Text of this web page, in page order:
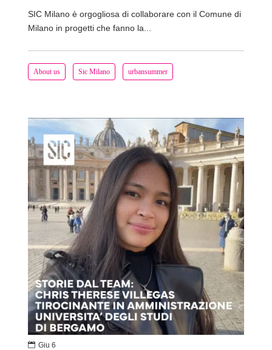
About us Sic Milano urbansummer
SIC Milano è orgogliosa di collaborare con il Comune di
Milano in progetti che fanno la...
 Giu 6